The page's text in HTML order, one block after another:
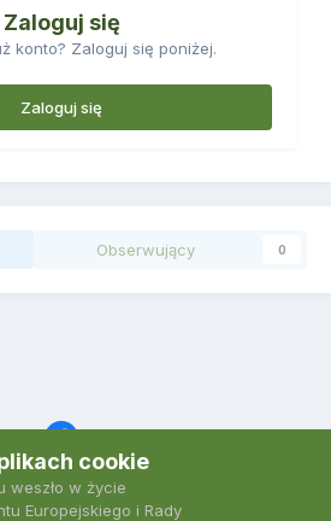
Zaloguj się
konto? Zaloguj się poniżej.
Zaloguj się
Obserwujący 0
Kontakt
cookie
weszło w życie
Europejskiego i Rady